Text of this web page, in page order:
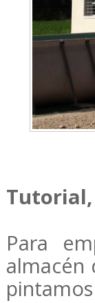
Tutorial,
Para
almacén